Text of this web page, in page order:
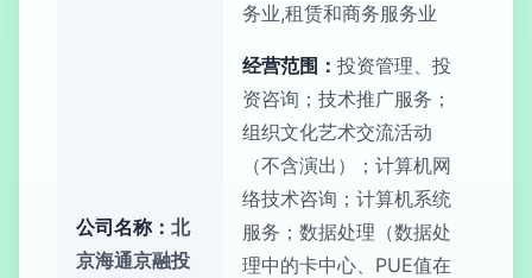
公司名称： 北
京海通京融投
务业,租赁和商务服务业
经营范围： 投资管理、投
资咨询；技术推广服务；
组织文化艺术交流活动
（不含演出）；计算机网
络技术咨询；计算机系统
服务；数据处理（数据处
理中的卡中心、PUE值在